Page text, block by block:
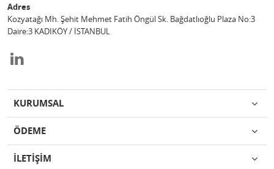
Adres
Kozyatağı Mh. Şehit Mehmet Fatih Öngül Sk. Bağdatlıoğlu Plaza No:3
Daire:3 KADIKÖY / İSTANBUL
KURUMSAL
ÖDEME
İLETİŞİM